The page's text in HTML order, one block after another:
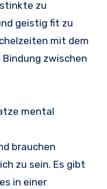
zu
geistig fit zu
mit dem
zwischen
mental
brauchen
zu sein. Es gibt
in einer